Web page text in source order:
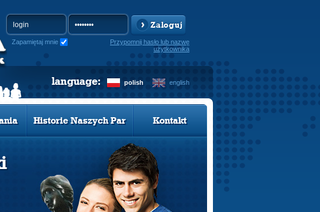
Zaloguj
Zapamiętaj mnie
Przypomnij hasło lub nazwę
użytkownika
polish english
language:
Historie Naszych Par Kontakt